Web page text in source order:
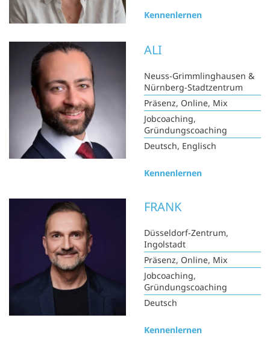
Kennenlernen
ALI
Neuss-Grimmlinghausen &
Nürnberg-Stadtzentrum
Präsenz, Online, Mix
Jobcoaching,
Gründungscoaching
Deutsch, Englisch
Kennenlernen
FRANK
Düsseldorf-Zentrum,
Ingolstadt
Präsenz, Online, Mix
Jobcoaching,
Gründungscoaching
Deutsch
Kennenlernen